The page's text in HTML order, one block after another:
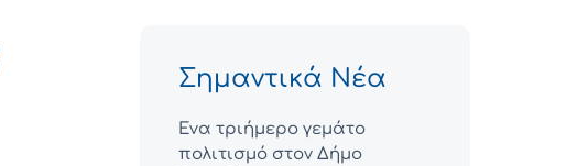
Σημαντικά Νέα
Ένα τριήμερο γεμάτο
πολιτισμό στον Δήμο